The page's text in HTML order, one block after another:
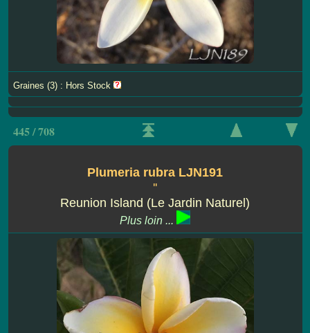
Graines (3) : Hors Stock
445 / 708
Plumeria rubra LJN191
''
Reunion Island (Le Jardin Naturel)
Plus loin ...